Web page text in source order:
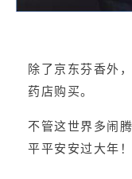
除了京东芬香外
药店购买。
不管这世界多闹
平平安安过大年！